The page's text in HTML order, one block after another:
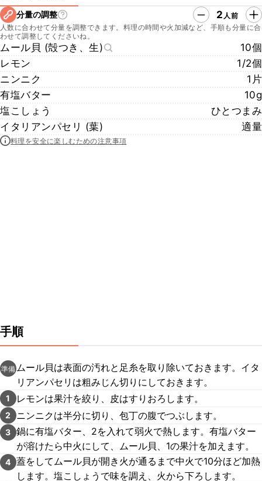
分量の調整 2 人前
人数に合わせて分量を調整できます。料理の時間や火加減など、手順も分量に合
わせて調整してくださいね。
ムール貝 (殻つき、生)
10個
レモン
1/2個
ニンニク
1片
有塩バター
10g
塩こしょう
ひとつまみ
イタリアンパセリ (葉)
適量
料理を安全に楽しむための注意事項
手順
準備 ムール貝は表面の汚れと足糸を取り除いておきます。イタ
リアンパセリは粗みじん切りにしておきます。
1 レモンは果汁を絞り、皮はすりおろします。
2 ニンニクは半分に切り、包丁の腹でつぶします。
3 鍋に有塩バター、2を入れて弱火で熱します。有塩バター
が溶けたら中火にして、ムール貝、1の果汁を加えます。
4 蓋をしてムール貝が開き火が通るまで中火で10分ほど加熱
します。塩こしょうで味を調え、火から下ろします。